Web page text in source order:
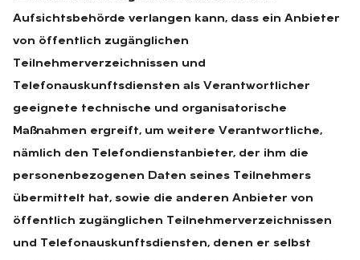
Aufsichtsbehörde verlangen kann, dass ein Anbieter
von öffentlich zugänglichen
Teilnehmerverzeichnissen und
Telefonauskunftsdiensten als Verantwortlicher
geeignete technische und organisatorische
Maßnahmen ergreift, um weitere Verantwortliche,
nämlich den Telefondienstanbieter, der ihm die
personenbezogenen Daten seines Teilnehmers
übermittelt hat, sowie die anderen Anbieter von
öffentlich zugänglichen Teilnehmerverzeichnissen
und Telefonauskunftsdiensten, denen er selbst